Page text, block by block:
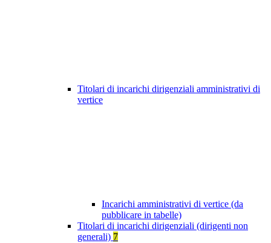
Titolari di incarichi dirigenziali amministrativi di
vertice
Incarichi amministrativi di vertice (da
pubblicare in tabelle)
Titolari di incarichi dirigenziali (dirigenti non
generali) 7